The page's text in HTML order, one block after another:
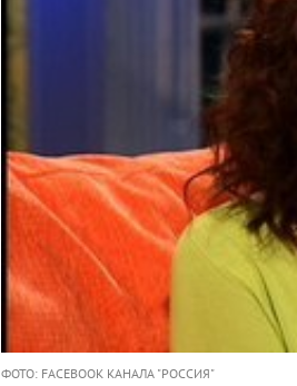
ФОТО: FACEBOOK КАНАЛА "РОССИЯ"